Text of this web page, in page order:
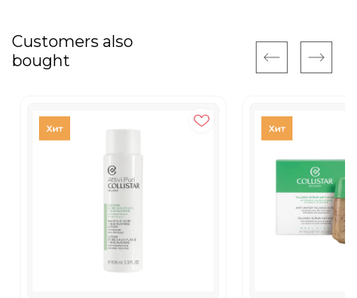
Customers also
bought